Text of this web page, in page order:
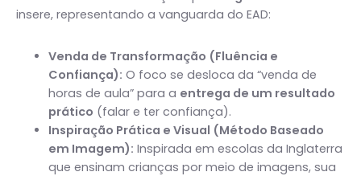
insere, representando a vanguarda do EAD:
Venda de Transformação (Fluência e
Confiança): O foco se desloca da “venda de
horas de aula” para a entrega de um resultado
prático (falar e ter confiança).
Inspiração Prática e Visual (Método Baseado
em Imagem): Inspirada em escolas da Inglaterra
que ensinam crianças por meio de imagens, sua